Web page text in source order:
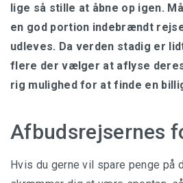
lige så stille at åbne op igen.
en god portion indebrændt
udleves. Da verden stadig er
flere der vælger at aflyse
rig mulighed for at finde en
Afbudsrejsernes
Hvis du gerne vil spare penge på